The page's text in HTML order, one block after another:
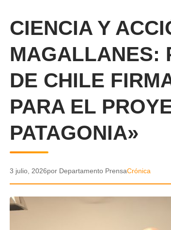
CIENCIA Y
MAGALLANES:
DE CHILE
PARA EL
PATAGONIA»
3 julio, 2026por Departamento PrensaCrónica